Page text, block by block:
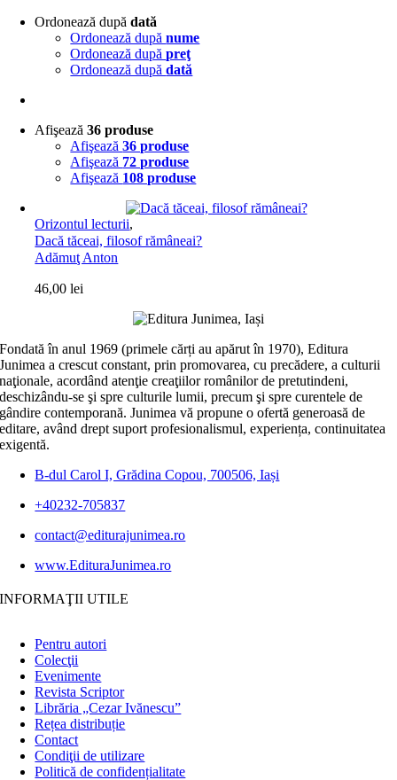
Ordonează dupădată
Ordonează dupănume
Ordonează dupăpreţ
Ordonează dupădată
Afişează36 produse
Afişează36 produse
Afişează 72 produse
Afişează 108 produse
Orizontul lecturii,
Dacă tăceai, filosof rămâneai?
Adămuţ Anton
46,00lei
Fondată în anul 1969 (primele cărți au apărut în 1970), Editura
Junimea a crescut constant, prin promovarea, cu precădere, a culturii
naţionale, acordând atenţie creaţiilor românilor de pretutindeni,
deschizându-se şi spre culturile lumii, precum şi spre curentele de
gândire contemporană. Junimea vă propune o ofertă generoasă de
editare, având drept suport profesionalismul, experiența, continuitatea
exigentă.
B-dul Carol I, Grădina Copou, 700506, Iași
+40232-705837
contact@editurajunimea.ro
www.EdituraJunimea.ro
INFORMAŢII UTILE
Pentru autori
Colecţii
Evenimente
Revista Scriptor
Librăria „Cezar Ivănescu”
Rețea distribuție
Contact
Condiţii de utilizare
Politică de confidențialitate